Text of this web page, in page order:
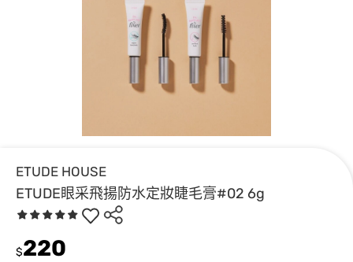
ETUDE HOUSE
ETUDE眼采飛揚防水定妝睫毛膏#02 6g
$220